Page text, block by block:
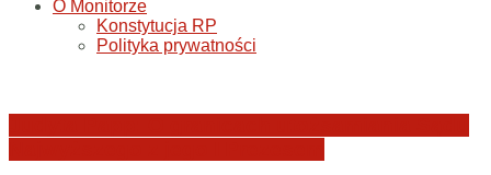
O Monitorze
Konstytucja RP
Polityka prywatności